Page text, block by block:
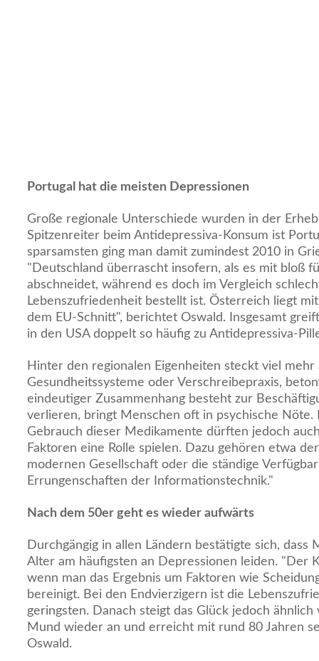
Portugal hat die meisten Depressionen
Große regionale Unterschiede wurden in der
Spitzenreiter beim Antidepressiva-Konsum ist
sparsamsten ging man damit zumindest 2010 in
"Deutschland überrascht insofern, als es mit bloß
abschneidet, während es doch im Vergleich
Lebenszufriedenheit bestellt ist. Österreich liegt
dem EU-Schnitt", berichtet Oswald. Insgesamt
in den USA doppelt so häufig zu Antidepressiva-
Hinter den regionalen Eigenheiten steckt viel
Gesundheitssysteme oder Verschreibepraxis,
eindeutiger Zusammenhang besteht zur
verlieren, bringt Menschen oft in psychische Nöte.
Gebrauch dieser Medikamente dürften jedoch
Faktoren eine Rolle spielen. Dazu gehören etwa
modernen Gesellschaft oder die ständige
Errungenschaften der Informationstechnik."
Nach dem 50er geht es wieder aufwärts
Durchgängig in allen Ländern bestätigte sich, dass
Alter am häufigsten an Depressionen leiden. "Der
wenn man das Ergebnis um Faktoren wie
bereinigt. Bei den Endvierzigern ist die
geringsten. Danach steigt das Glück jedoch
Mund wieder an und erreicht mit rund 80 Jahren
Oswald.